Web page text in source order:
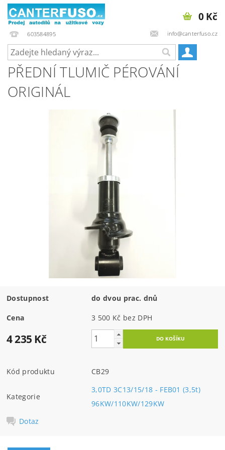
603584895 info@canterfuso.cz
0 Kč
PŘEDNÍ TLUMIČ PÉROVÁNÍ
ORIGINÁL
Dostupnost do dvou prac. dnů
Cena 3 500 Kč bez DPH
4 235 Kč
Kód produktu CB29
Kategorie
3,0TD 3C13/15/18 - FEB01 (3,5t)
96KW/110KW/129KW
Dotaz